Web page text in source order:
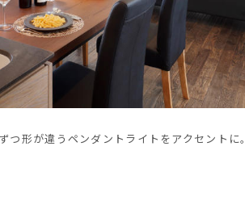
形が違うペンダントライトをアクセントに。